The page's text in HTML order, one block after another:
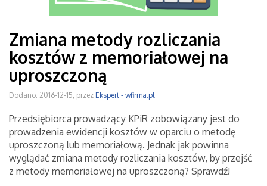
Zmiana metody rozliczania
kosztów z memoriałowej na
uproszczoną
Dodano: 2016-12-15, przez Ekspert - wfirma.pl
Przedsiębiorca prowadzący KPiR zobowiązany jest do
prowadzenia ewidencji kosztów w oparciu o metodę
uproszczoną lub memoriałową. Jednak jak powinna
wyglądać zmiana metody rozliczania kosztów, by przejść
z metody memoriałowej na uproszczoną? Sprawdź!